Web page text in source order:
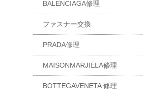
BALENCIAGA修理
ファスナー交換
PRADA修理
MAISONMARJIELA修理
BOTTEGAVENETA 修理